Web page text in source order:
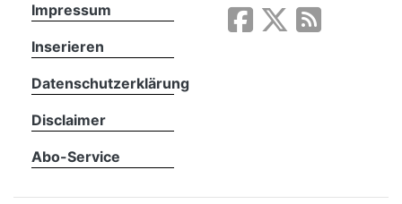
Impressum
Inserieren
Datenschutzerklärung
Disclaimer
Abo-Service